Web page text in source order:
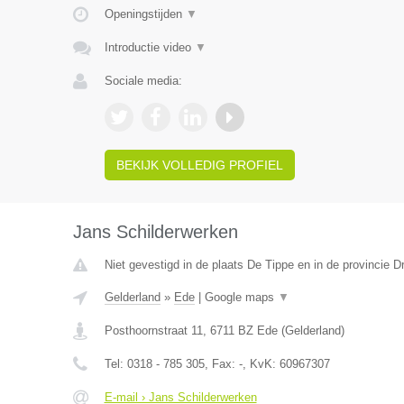
Openingstijden ▼
Introductie video ▼
Sociale media:
BEKIJK VOLLEDIG PROFIEL
Jans Schilderwerken
Niet gevestigd in de plaats De Tippe en in de provincie
Gelderland » Ede| Google maps ▼
Posthoornstraat 11, 6711 BZ Ede(Gelderland)
Tel: 0318 - 785 305, Fax: -, KvK: 60967307
E-mail › Jans Schilderwerken